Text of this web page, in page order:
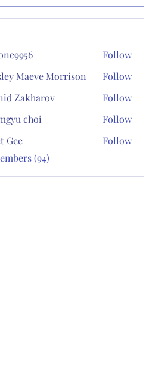
Follow
Maeve Morrison
Follow
Zakharov
Follow
choi
Follow
Gee
Follow
(94)